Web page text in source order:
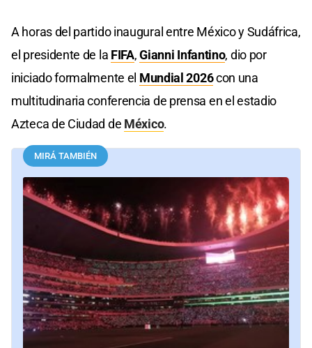
A horas del partido inaugural entre México y Sudáfrica,
el presidente de la FIFA,Gianni Infantino, dio por
iniciado formalmente el Mundial 2026con una
multitudinaria conferencia de prensa en el estadio
Azteca de Ciudad de México.
MIRÁ TAMBIÉN